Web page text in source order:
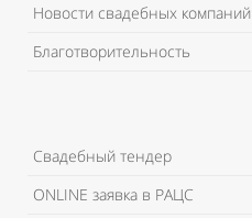
Новости свадебных компаний
Благотворительность
Свадебный тендер
ONLINE заявка в РАЦС